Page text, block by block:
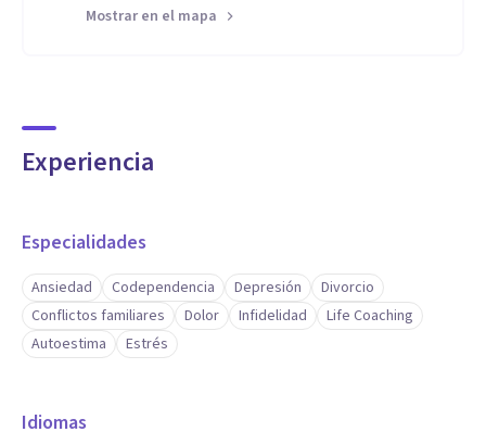
Mostrar en el mapa
Experiencia
Especialidades
Ansiedad Codependencia Depresión
Divorcio
Conflictos familiares
Dolor Infidelidad
Life Coaching
Autoestima
Estrés
Idiomas